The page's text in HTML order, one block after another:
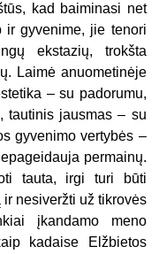
kad baiminasi net
ir gyvenime, jie tenori
ekstazių, trokšta
Laimė anuometinėje
– su padorumu,
tautinis jausmas – su
gyvenimo vertybės –
permainų.
tauta, irgi turi būti
nesiveržti už tikrovės
įkandamo meno
kadaise Elžbietos